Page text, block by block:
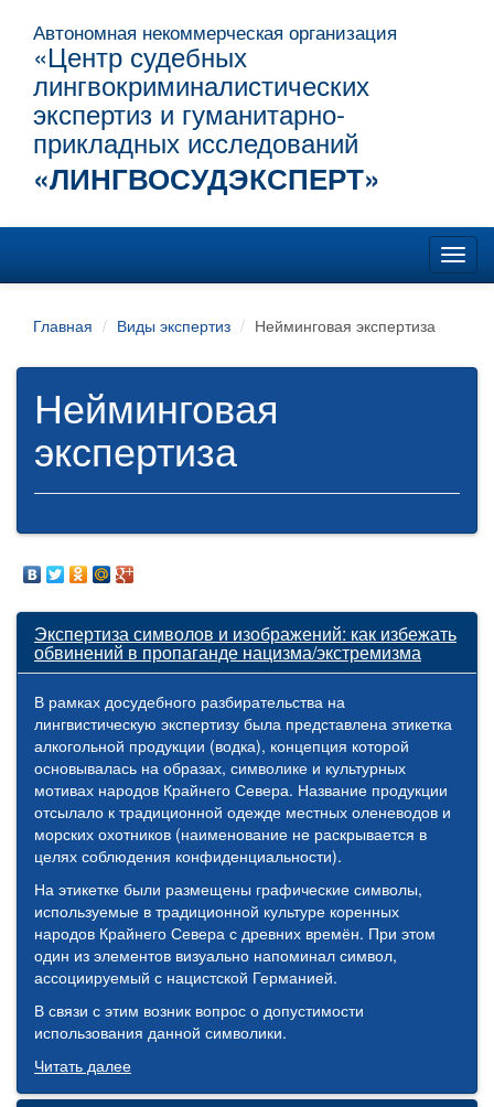
Автономная некоммерческая организация
«Центр судебных
лингвокриминалистических
экспертиз и гуманитарно-
прикладных исследований
«ЛИНГВОСУДЭКСПЕРТ»
Главная Виды экспертиз Нейминговая экспертиза
Нейминговая
экспертиза
Экспертиза символов и изображений: как избежать
обвинений в пропаганде нацизма/экстремизма
В рамках досудебного разбирательства на
лингвистическую экспертизу была представлена этикетка
алкогольной продукции (водка), концепция которой
основывалась на образах, символике и культурных
мотивах народов Крайнего Севера. Название продукции
отсылало к традиционной одежде местных оленеводов и
морских охотников (наименование не раскрывается в
целях соблюдения конфиденциальности).
На этикетке были размещены графические символы,
используемые в традиционной культуре коренных
народов Крайнего Севера с древних времён. При этом
один из элементов визуально напоминал символ,
ассоциируемый с нацистской Германией.
В связи с этим возник вопрос о допустимости
использования данной символики.
Читать далее